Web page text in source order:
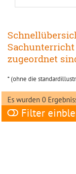
Sachunterricht
zugeordnet
* (ohne die
Es wurden 0
Filter